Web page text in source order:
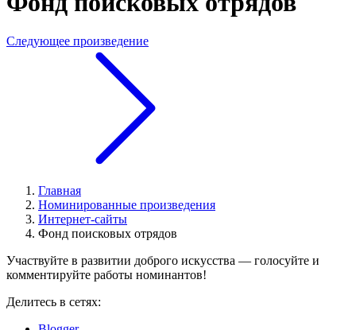
Следующее произведение
Главная
Номинированные произведения
Интернет-сайты
Фонд поисковых отрядов
Участвуйте в развитии доброго искусства — голосуйте и
комментируйте работы номинантов!
Делитесь в сетях: